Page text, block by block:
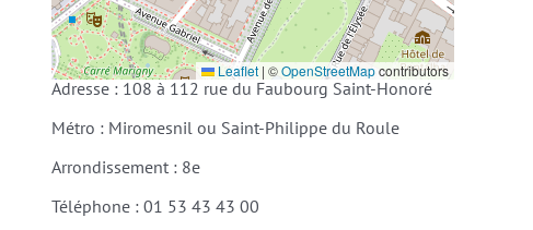
Leaflet | ©OpenStreetMapcontributors
Adresse : 108 à 112 rue du Faubourg Saint-Honoré
Métro : Miromesnil ou Saint-Philippe du Roule
Arrondissement : 8e
Téléphone : 01 53 43 43 00